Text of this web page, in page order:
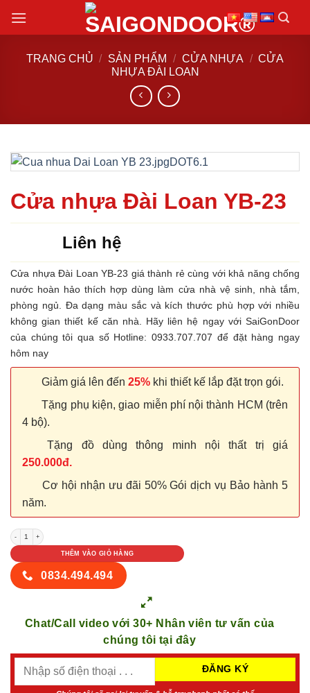
đến
TRANG CHỦ / SẢN PHẨM / CỬA NHỰA / CỬA
NHỰA ĐÀI LOAN
Cửa nhựa Đài Loan YB-23
Liên hệ
Cửa nhựa Đài Loan YB-23 giá thành rẻ cùng với khả năng chống
nước hoàn hảo thích hợp dùng làm cửa nhà vệ sinh, nhà tắm,
phòng ngủ. Đa dạng màu sắc và kích thước phù hợp với nhiều
không gian thiết kế căn nhà. Hãy liên hệ ngay với SaiGonDoor
của chúng tôi qua số Hotline: 0933.707.707 để đặt hàng ngay
hôm nay
Giảm giá lên đến 25% khi thiết kế lắp đặt trọn gói.
Tặng phụ kiện, giao miễn phí nội thành HCM (trên
4 bộ).
Tặng đồ dùng thông minh nội thất trị giá
250.000đ.
Cơ hội nhận ưu đãi 50% Gói dịch vụ Bảo hành 5
năm.
Cửa nhựa Đài Loan YB-23 số lượng
THÊM VÀO GIỎ HÀNG
0834.494.494
Chat/Call video với 30+ Nhân viên tư vấn của
chúng tôi tại đây